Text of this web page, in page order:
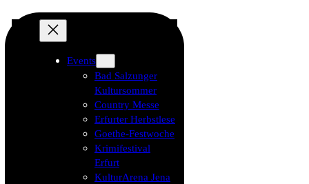
Events
Bad Salzunger
Kultursommer
Country Messe
Erfurter Herbstlese
Goethe-Festwoche
Krimifestival
Erfurt
KulturArena Jena